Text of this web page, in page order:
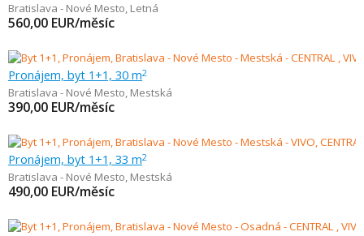
Bratislava - Nové Mesto, Letná
560,00 EUR/měsíc
Pronájem, byt 1+1, 30 m2
Bratislava - Nové Mesto, Mestská
390,00 EUR/měsíc
Pronájem, byt 1+1, 33 m2
Bratislava - Nové Mesto, Mestská
490,00 EUR/měsíc